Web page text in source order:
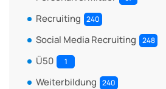
Recruiting 240
Social Media Recruiting 248
Ü50 1
Weiterbildung 240